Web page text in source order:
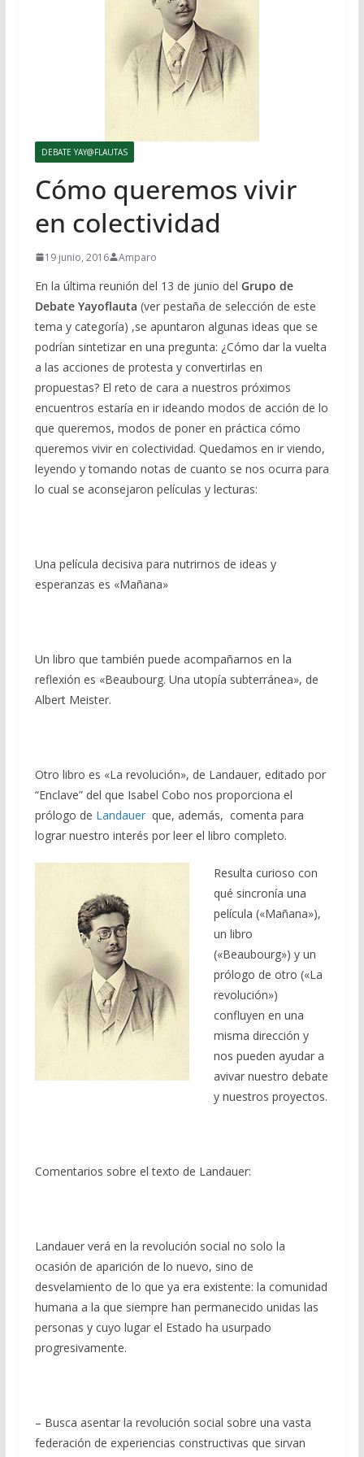
DEBATE YAY@FLAUTAS
Cómo queremos vivir
en colectividad
19 junio, 2016 Amparo
En la última reunión del 13 de junio del Grupo de
Debate Yayoflauta (ver pestaña de selección de este
tema y categoría) ,se apuntaron algunas ideas que se
podrían sintetizar en una pregunta: ¿Cómo dar la vuelta
a las acciones de protesta y convertirlas en
propuestas? El reto de cara a nuestros próximos
encuentros estaría en ir ideando modos de acción de lo
que queremos, modos de poner en práctica cómo
queremos vivir en colectividad. Quedamos en ir viendo,
leyendo y tomando notas de cuanto se nos ocurra para
lo cual se aconsejaron películas y lecturas:
Una película decisiva para nutrirnos de ideas y
esperanzas es «Mañana»
Un libro que también puede acompañarnos en la
reflexión es «Beaubourg. Una utopía subterránea», de
Albert Meister.
Otro libro es «La revolución», de Landauer, editado por
“Enclave” del que Isabel Cobo nos proporciona el
prólogo de Landauer que, además, comenta para
lograr nuestro interés por leer el libro completo.
Resulta curioso con
qué sincronía una
película («Mañana»),
un libro
(«Beaubourg») y un
prólogo de otro («La
revolución»)
confluyen en una
misma dirección y
nos pueden ayudar a
avivar nuestro debate
y nuestros proyectos.
Comentarios sobre el texto de Landauer:
Landauer verá en la revolución social no solo la
ocasión de aparición de lo nuevo, sino de
desvelamiento de lo que ya era existente: la comunidad
humana a la que siempre han permanecido unidas las
personas y cuyo lugar el Estado ha usurpado
progresivamente.
– Busca asentar la revolución social sobre una vasta
federación de experiencias constructivas que sirvan